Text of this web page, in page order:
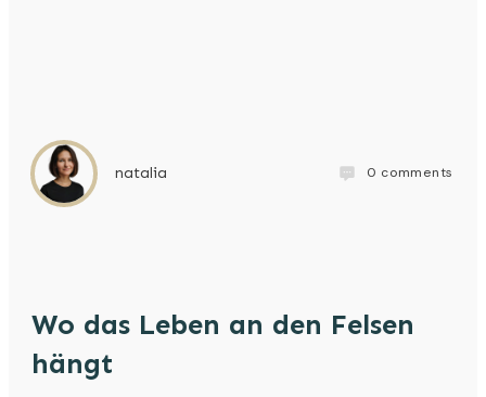
natalia 0 comments
Wo das Leben an den Felsen
hängt